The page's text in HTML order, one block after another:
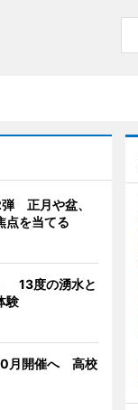
弾 正月や盆、
点を当てる
13度の湧水と
験
月開催へ 高校